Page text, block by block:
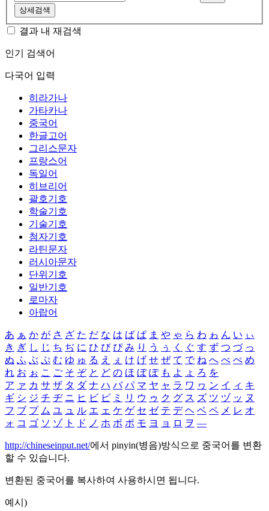
상세검색
결과 내 재검색
인기 검색어
다국어 입력
히라가나
가타카나
중국어
한글고어
그리스문자
프랑스어
독일어
히브리어
괄호기호
학술기호
기술기호
첨자기호
라틴문자
러시아문자
단위기호
일반기호
로마자
아랍어
あ ぁ か が さ ざ た だ な は ば ぱ ま や ゃ ら わ ゎ ん い ぃ
き ぎ し じ ち ぢ に ひ び ぴ み り う ぅ く ぐ す ず つ づ っ
ぬ ふ ぶ ぷ む ゆ ゅ る え ぇ け げ せ ぜ て で ね へ べ ぺ め
れ お ぉ こ ご そ ぞ と ど の ほ ぼ ぽ も よ ょ ろ を
ア ァ カ サ ザ タ ダ ナ ハ バ パ マ ヤ ャ ラ ワ ヮ ン イ ィ キ
ギ シ ジ チ ヂ ニ ヒ ビ ピ ミ リ ウ ゥ ク グ ス ズ ツ ヅ ッ ヌ
フ ブ プ ム ユ ュ ル エ ェ ケ ゲ セ ゼ テ デ ヘ ベ ペ メ レ オ
ォ コ ゴ ソ ゾ ト ド ノ ホ ボ ポ モ ヨ ョ ロ ヲ ―
http://chineseinput.net/에서 pinyin(병음)방식으로 중국어를 변환
할 수 있습니다.
변환된 중국어를 복사하여 사용하시면 됩니다.
예시)